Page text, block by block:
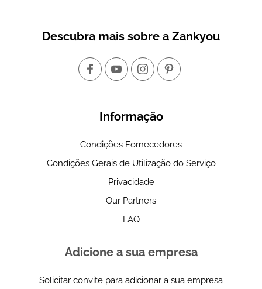
Descubra mais sobre a Zankyou
Informação
Condições Fornecedores
Condições Gerais de Utilização do Serviço
Privacidade
Our Partners
FAQ
Adicione a sua empresa
Solicitar convite para adicionar a sua empresa